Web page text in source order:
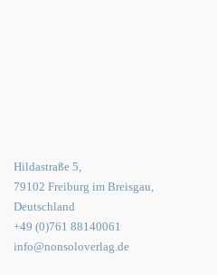
Hildastraße 5,
79102 Freiburg im Breisgau,
Deutschland
+49 (0)761 88140061
info@nonsoloverlag.de